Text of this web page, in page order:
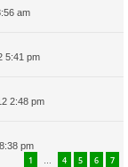
am
5:41 pm
2:48 pm
pm
1 … 4 5 6 7